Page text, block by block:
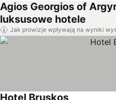
Agios Georgios of
luksusowe hotele
Jak prowizje wpływają na wyniki
Hotel Bruskos